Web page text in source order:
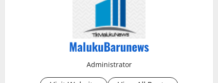
MalukuBarunews
Administrator